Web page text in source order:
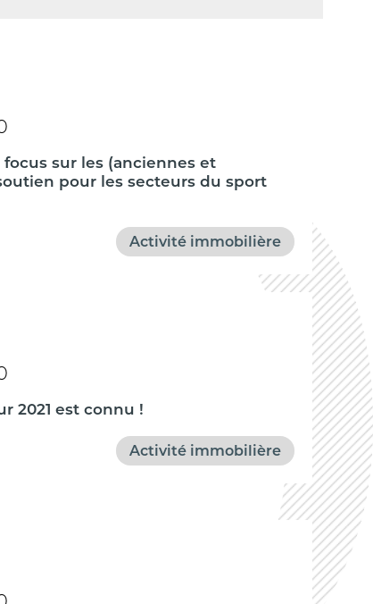
focus sur les (anciennes et
pour les secteurs du sport
Activité immobilière
2021 est connu !
Activité immobilière